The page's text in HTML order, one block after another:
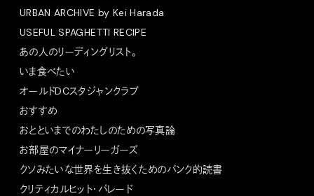
URBAN ARCHIVE by Kei Harada
USEFUL SPAGHETTI RECIPE
あの人のリーディングリスト。
いま食べたい
オールドDCスタジャンクラブ
おすすめ
おとといまでのわたしのための写真論
お部屋のマイナーリーガーズ
クソみたいな世界を生き抜くためのパンク的読書
クリティカルヒット・パレード